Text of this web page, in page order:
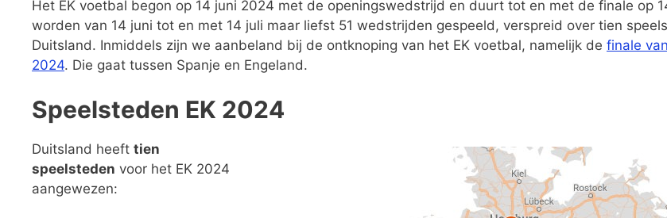
Het EK voetbal begon op 14 juni 2024 met de openingswedstrijd en duurt tot en met de finale op
worden van 14 juni tot en met 14 juli maar liefst 51 wedstrijden gespeeld, verspreid over tien
Duitsland. Inmiddels zijn we aanbeland bij de ontknoping van het EK voetbal, namelijk de finale
2024. Die gaat tussen Spanje en Engeland.
Speelsteden EK 2024
Duitsland heeft tien
speelsteden voor het EK 2024
aangewezen: